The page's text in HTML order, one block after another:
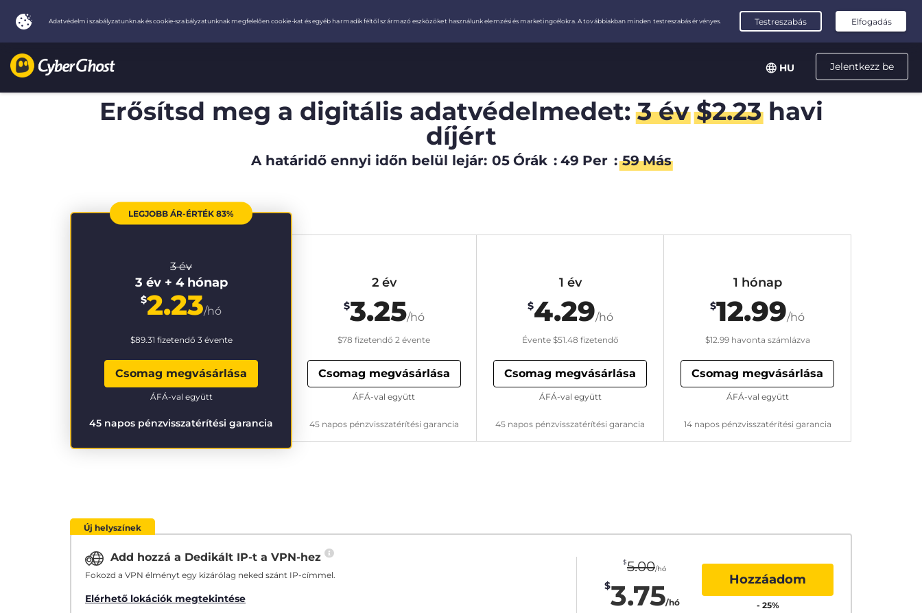
Jelentkezz be
HU
Erősítsd meg a digitális adatvédelmedet:3 év $2.23havi
díjért
A határidő ennyi időn belül lejár: 05 Órák : 49 Per : 58 Más
LEGJOBB ÁR-ÉRTÉK 83%
3 év
3 év + 4 hónap
$2.23/hó
$89.31 fizetendő 3 évente
Csomag megvásárlása
45 napos pénzvisszatérítési garancia
ÁFÁ-val együtt
2 év
$3.25/hó
$78 fizetendő 2 évente
Csomag megvásárlása
45 napos pénzvisszatérítési garancia
ÁFÁ-val együtt
1 év
$4.29/hó
Évente $51.48 fizetendő
Csomag megvásárlása
45 napos pénzvisszatérítési garancia
ÁFÁ-val együtt
1 hónap
$12.99/hó
$12.99havonta számlázva
Csomag megvásárlása
14 napos pénzvisszatérítési garancia
ÁFÁ-val együtt
Új helyszínek
Add hozzá a Dedikált IP-t a VPN-hez
Fokozd a VPN élményt egy kizárólag neked szánt IP-címmel.
Elérhető lokációk megtekintése
$5.00/hó
$3.75/hó
Hozzáadom
- 25%